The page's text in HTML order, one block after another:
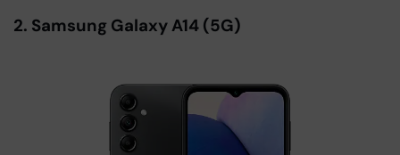
2. Samsung Galaxy A14 (5G)